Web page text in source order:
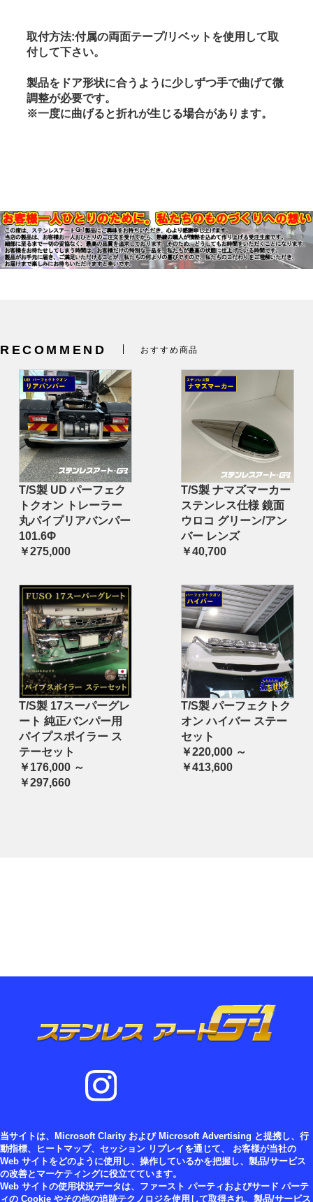
取付方法:付属の両面テープ/リベットを使用して取
付して下さい。
製品をドア形状に合うように少しずつ手で曲げて微
調整が必要です。
※一度に曲げると折れが生じる場合があります。
RECOMMEND おすすめ商品
T/S製 UD パーフェク
トクオン トレーラー
丸パイプリアバンパー
101.6Φ
￥275,000
T/S製 ナマズマーカー
ステンレス仕様 鏡面
ウロコ グリーン/アン
バー レンズ
￥40,700
T/S製 17スーパーグレ
ート 純正バンパー用
パイプスポイラー ス
テーセット
￥176,000 ～
￥297,660
T/S製 パーフェクトク
オン ハイバー ステー
セット
￥220,000 ～
￥413,600
当サイトは、Microsoft Clarity および Microsoft Advertising と提携し、行
動指標、ヒートマップ、セッション リプレイを通じて、 お客様が当社の
Web サイトをどのように使用し、操作しているかを把握し、製品/サービス
の改善とマーケティングに役立てています。
Web サイトの使用状況データは、ファースト パーティおよびサード パーテ
ィの Cookie やその他の追跡テクノロジを使用して取得され、製品/サービス